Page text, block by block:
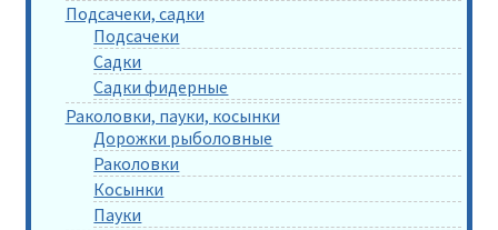
Подсачеки, садки
Подсачеки
Садки
Садки фидерные
Раколовки, пауки, косынки
Дорожки рыболовные
Раколовки
Косынки
Пауки